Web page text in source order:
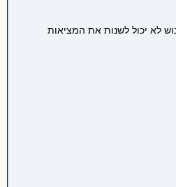
לא יכול לשנות את המציאות